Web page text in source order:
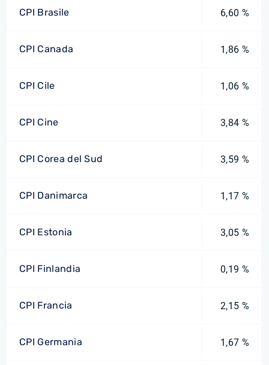
CPI Brasile 6,60 %
CPI Canada 1,86 %
CPI Cile 1,06 %
CPI Cine 3,84 %
CPI Corea del Sud 3,59 %
CPI Danimarca 1,17 %
CPI Estonia 3,05 %
CPI Finlandia 0,19 %
CPI Francia 2,15 %
CPI Germania 1,67 %